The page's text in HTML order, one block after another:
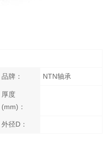
品牌： NTN轴承
厚度
(mm)：
外径D：